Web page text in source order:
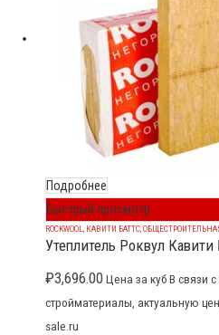
Подробнее
Быстрый просмотр
ROCKWOOL КАВИТИ БАТТС
Утеплитель Роквул Кавити
₽3,696.00 Цена за куб В связи
стройматериалы, актуальную
sale.ru